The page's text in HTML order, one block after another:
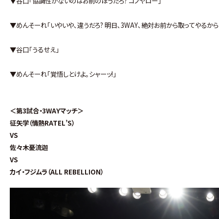
▼めんそーれ｢いやいや､違うだろ? 明日､3WAY､絶対お前から取ってやるか
▼谷口｢うるせえ｣
▼めんそーれ｢覚悟しとけよ｡シャーッ!｣
＜第3試合・3WAYマッチ＞
征矢学（情熱RATEL’S）
VS
佐々木憂流迦
VS
カイ・フジムラ（ALL REBELLION）